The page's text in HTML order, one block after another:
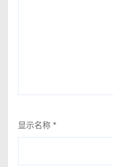
显示名称 *